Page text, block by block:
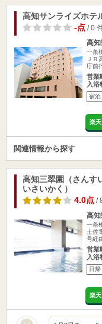
高知サンライズホテ
-点/ 0
高
一条
Ｊ
庁前
営業
入浴
宿泊
楽
関連情報から探す
高知三翠園（さんす
いさいかく）
4.0点/
高
一条
土佐
号経
営業
入浴
日帰
楽